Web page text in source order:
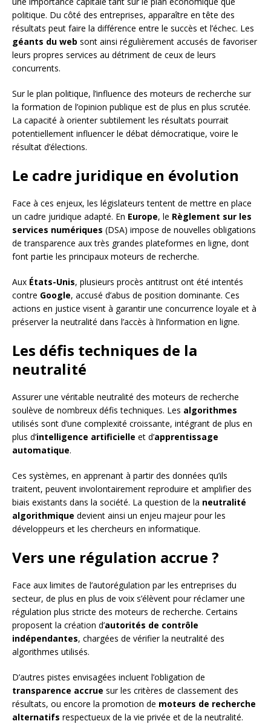
politique. Du côté des entreprises, apparaître en tête des
résultats peut faire la différence entre le succès et l’échec. Les
géants du web sont ainsi régulièrement accusés de favoriser
leurs propres services au détriment de ceux de leurs
concurrents.
Sur le plan politique, l’influence des moteurs de recherche sur
la formation de l’opinion publique est de plus en plus scrutée.
La capacité à orienter subtilement les résultats pourrait
potentiellement influencer le débat démocratique, voire le
résultat d’élections.
Le cadre juridique en évolution
Face à ces enjeux, les législateurs tentent de mettre en place
un cadre juridique adapté. En Europe, le Règlement sur les
services numériques (DSA) impose de nouvelles obligations
de transparence aux très grandes plateformes en ligne, dont
font partie les principaux moteurs de recherche.
Aux États-Unis, plusieurs procès antitrust ont été intentés
contre Google, accusé d’abus de position dominante. Ces
actions en justice visent à garantir une concurrence loyale et à
préserver la neutralité dans l’accès à l’information en ligne.
Les défis techniques de la
neutralité
Assurer une véritable neutralité des moteurs de recherche
soulève de nombreux défis techniques. Les algorithmes
utilisés sont d’une complexité croissante, intégrant de plus en
plus d’intelligence artificielle et d’apprentissage
automatique.
Ces systèmes, en apprenant à partir des données qu’ils
traitent, peuvent involontairement reproduire et amplifier des
biais existants dans la société. La question de la neutralité
algorithmique devient ainsi un enjeu majeur pour les
développeurs et les chercheurs en informatique.
Vers une régulation accrue ?
Face aux limites de l’autorégulation par les entreprises du
secteur, de plus en plus de voix s’élèvent pour réclamer une
régulation plus stricte des moteurs de recherche. Certains
proposent la création d’autorités de contrôle
indépendantes, chargées de vérifier la neutralité des
algorithmes utilisés.
D’autres pistes envisagées incluent l’obligation de
transparence accrue sur les critères de classement des
résultats, ou encore la promotion de moteurs de recherche
alternatifs respectueux de la vie privée et de la neutralité.